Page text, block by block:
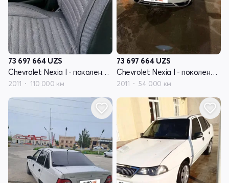
73 697 664 UZS
Chevrolet Nexia I - поколение рестайлинг
2011 110 000 км
73 697 664 UZS
Chevrolet Nexia I - поколение рестайлинг
2011 54 000 км